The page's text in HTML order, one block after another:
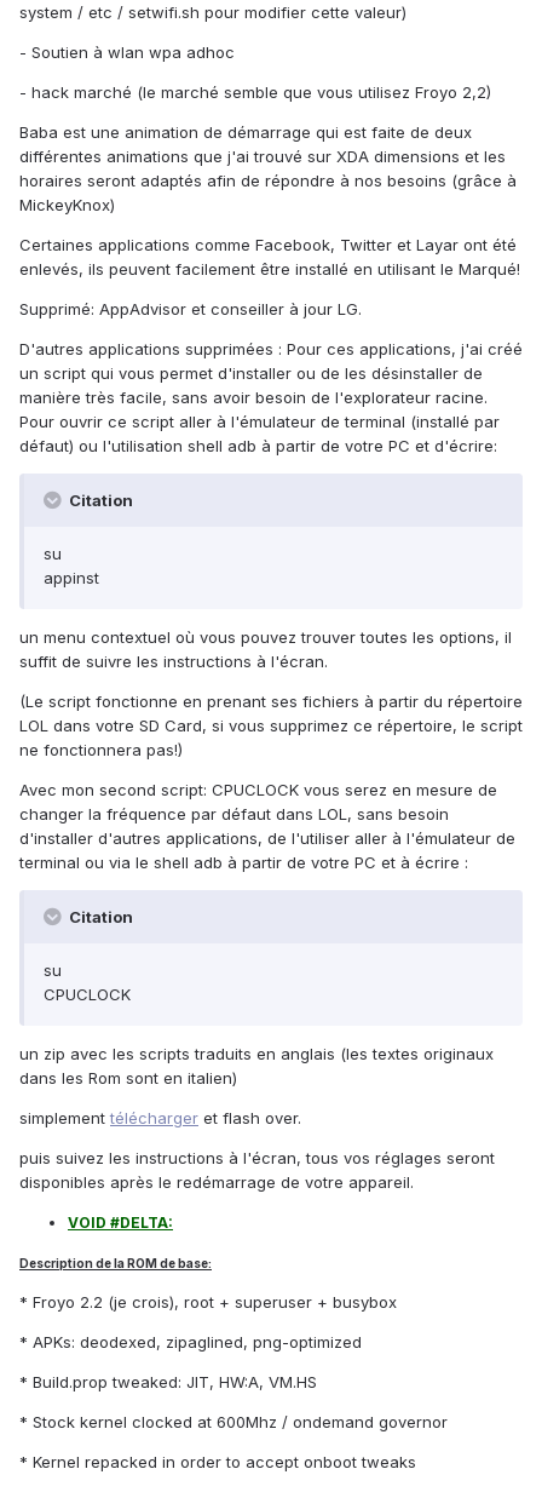
system / etc / setwifi.sh pour modifier cette valeur)
- Soutien à wlan wpa adhoc
- hack marché (le marché semble que vous utilisez Froyo 2,2)
Baba est une animation de démarrage qui est faite de deux
différentes animations que j'ai trouvé sur XDA dimensions et les
horaires seront adaptés afin de répondre à nos besoins (grâce à
MickeyKnox)
Certaines applications comme Facebook, Twitter et Layar ont été
enlevés, ils peuvent facilement être installé en utilisant le Marqué!
Supprimé: AppAdvisor et conseiller à jour LG.
D'autres applications supprimées : Pour ces applications, j'ai créé
un script qui vous permet d'installer ou de les désinstaller de
manière très facile, sans avoir besoin de l'explorateur racine.
Pour ouvrir ce script aller à l'émulateur de terminal (installé par
défaut) ou l'utilisation shell adb à partir de votre PC et d'écrire:
Citation
su
appinst
un menu contextuel où vous pouvez trouver toutes les options, il
suffit de suivre les instructions à l'écran.
(Le script fonctionne en prenant ses fichiers à partir du répertoire
LOL dans votre SD Card, si vous supprimez ce répertoire, le script
ne fonctionnera pas!)
Avec mon second script: CPUCLOCK vous serez en mesure de
changer la fréquence par défaut dans LOL, sans besoin
d'installer d'autres applications, de l'utiliser aller à l'émulateur de
terminal ou via le shell adb à partir de votre PC et à écrire :
Citation
su
CPUCLOCK
un zip avec les scripts traduits en anglais (les textes originaux
dans les Rom sont en italien)
simplementtélécharger et flash over.
puis suivez les instructions à l'écran, tous vos réglages seront
disponibles après le redémarrage de votre appareil.
VOID #DELTA:
Description de la ROM de base:
* Froyo 2.2 (je crois), root + superuser + busybox
* APKs: deodexed, zipaglined, png-optimized
* Build.prop tweaked: JIT, HW:A, VM.HS
* Stock kernel clocked at 600Mhz / ondemand governor
* Kernel repacked in order to accept onboot tweaks